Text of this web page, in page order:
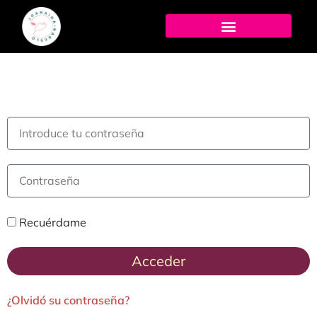
Recuérdame
Acceder
¿Olvidó su contraseña?